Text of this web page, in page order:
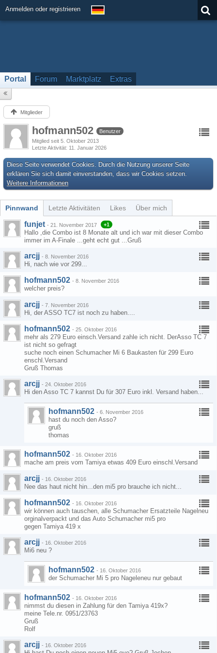
Anmelden oder registrieren
Portal Forum Marktplatz Extras
Mitglieder
hofmann502
Benutzer
Mitglied seit 5. Oktober 2013
Letzte Aktivität 11. Januar 2026
Diese Seite verwendet Cookies. Durch die Nutzung unserer Seite
erklären Sie sich damit einverstanden, dass wir Cookies setzen.
Weitere Informationen
Pinnwand Letzte Aktivitäten Likes Über mich
funjet - 21. November 2017 +1
Hallo ,die Combo ist 8 Monate alt und ich war mit dieser Combo
immer im A-Finale ...geht echt gut ...Gruß
arcjj - 8. November 2016
Hi, nach wie vor 299...
hofmann502 - 8. November 2016
welcher preis?
arcjj - 7. November 2016
Hi, der ASSO TC7 ist noch zu haben....
hofmann502 - 25. Oktober 2016
mehr als 279 Euro einsch.Versand zahle ich nicht. DerAsso TC 7
ist nicht so gefragt
suche noch einen Schumacher Mi 6 Baukasten für 299 Euro
enschl.Versand
Gruß Thomas
arcjj - 24. Oktober 2016
Hi den Asso TC 7 kannst Du für 307 Euro inkl. Versand haben...
hofmann502 - 6. November 2016
hast du noch den Asso?
gruß
thomas
hofmann502 - 16. Oktober 2016
mache am preis vom Tamiya etwas 409 Euro einschl.Versand
arcjj - 16. Oktober 2016
Nee das haut nicht hin...den mi5 pro brauche ich nicht...
hofmann502 - 16. Oktober 2016
wir können auch tauschen, alle Schumacher Ersatzteile Nagelneu
orginalverpackt und das Auto Schumacher mi5 pro
gegen Tamiya 419 x
arcjj - 16. Oktober 2016
Mi6 neu ?
hofmann502 - 16. Oktober 2016
der Schumacher Mi 5 pro Nageleneu nur gebaut
hofmann502 - 16. Oktober 2016
nimmst du diesen in Zahlung für den Tamiya 419x?
meine Tele.nr. 0951/23763
Gruß
Rolf
arcjj - 16. Oktober 2016